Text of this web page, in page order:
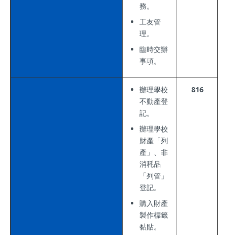
務。
工友管
理。
臨時交辦
事項。
辦理學校
不動產登
記。
辦理學校
財產「列
產」、非
消秏品
「列管」
登記。
購入財產
製作標籤
黏貼。
816